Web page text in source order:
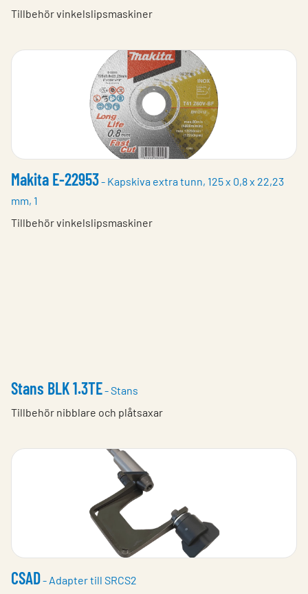
Tillbehör vinkelslipsmaskiner
Makita E-22953- Kapskiva extra tunn, 125 x 0,8 x 22,23
mm, 1
Tillbehör vinkelslipsmaskiner
Stans BLK 1.3TE- Stans
Tillbehör nibblare och plåtsaxar
CSAD- Adapter till SRCS2